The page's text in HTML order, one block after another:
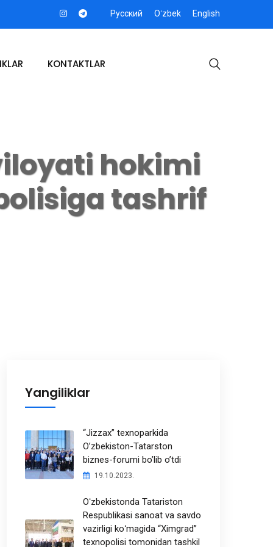
Русский Oʻzbek English
KONTAKTLAR
hokimi
tashrif
Yangiliklar
“Jizzax” texnoparkida
O’zbekiston-Tatarston
biznes-forumi bo’lib o’tdi
19.10.2023.
Oʻzbekistonda Tatariston
Respublikasi sanoat va savdo
vazirligi koʻmagida “Ximgrad”
texnopolisi tomonidan tashkil